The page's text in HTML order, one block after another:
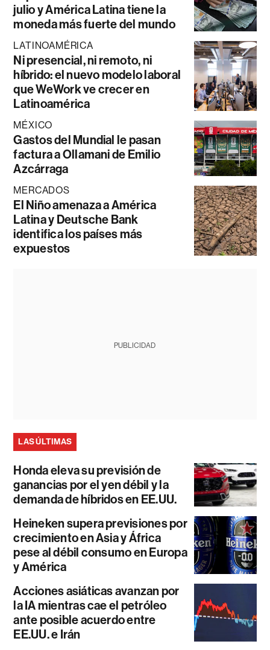
julio y América Latina tiene la
moneda más fuerte del mundo
LATINOAMÉRICA
Ni presencial, ni remoto, ni
híbrido: el nuevo modelo laboral
que WeWork ve crecer en
Latinoamérica
MÉXICO
Gastos del Mundial le pasan
factura a Ollamani de Emilio
Azcárraga
MERCADOS
El Niño amenaza a América
Latina y Deutsche Bank
identifica los países más
expuestos
PUBLICIDAD
LAS ÚLTIMAS
Honda eleva su previsión de
ganancias por el yen débil y la
demanda de híbridos en EE.UU.
Heineken supera previsiones por
crecimiento en Asia y África
pese al débil consumo en Europa
y América
Acciones asiáticas avanzan por
la IA mientras cae el petróleo
ante posible acuerdo entre
EE.UU. e Irán